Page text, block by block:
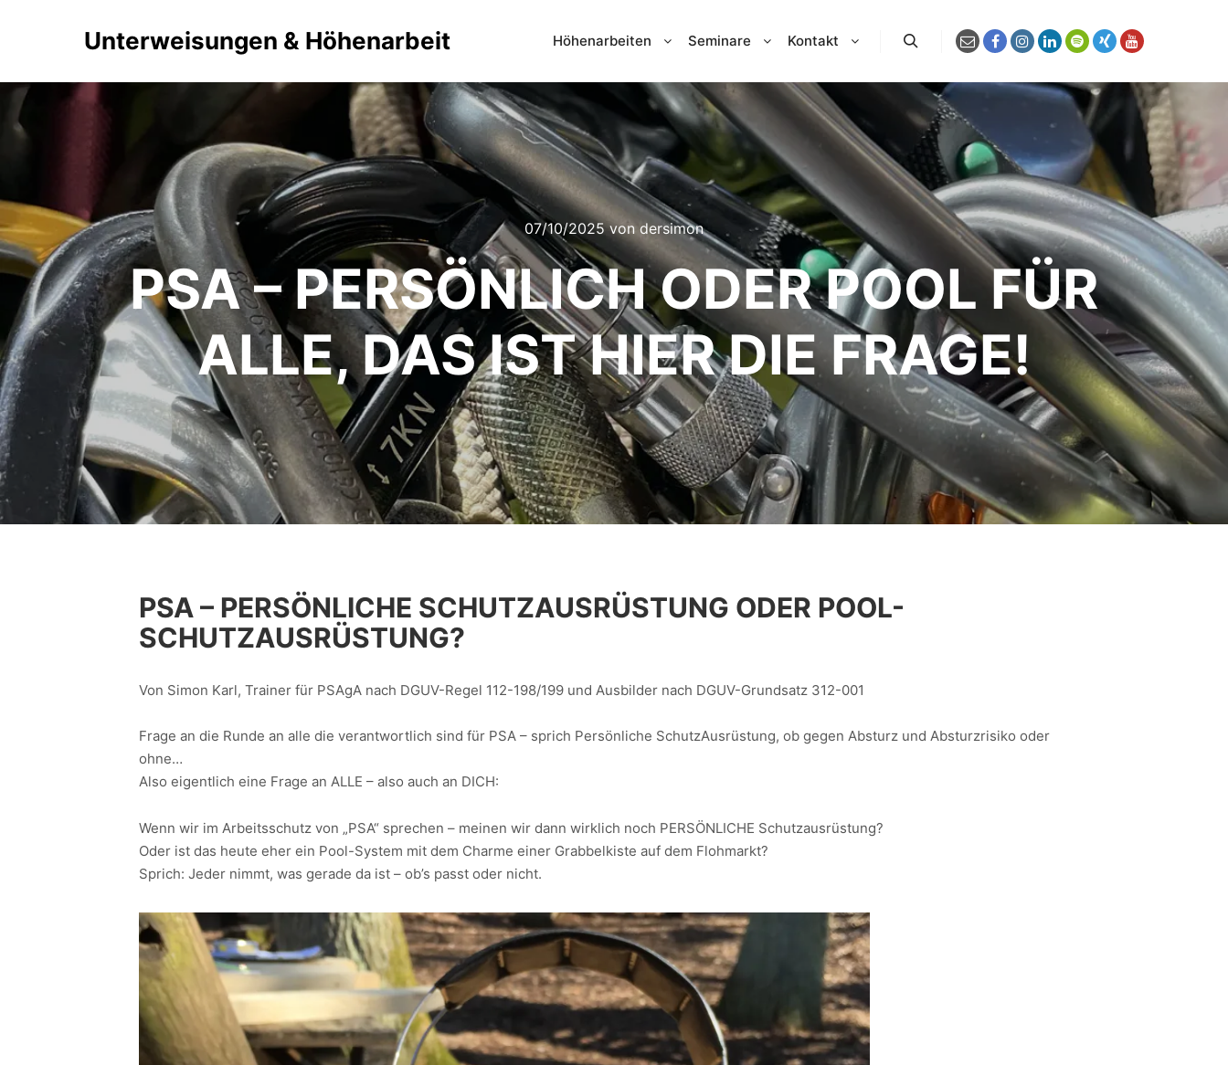
Unterweisungen & Höhenarbeit Höhenarbeiten Seminare Kontakt
07/10/2025von dersimon
PSA – PERSÖNLICH ODER POOL FÜR
ALLE, DAS IST HIER DIE FRAGE!
PSA – PERSÖNLICHE SCHUTZAUSRÜSTUNG ODER POOL-
SCHUTZAUSRÜSTUNG?
Von Simon Karl, Trainer für PSAgA nach DGUV-Regel 112-198/199 und Ausbilder nach DGUV-Grundsatz 312-001
Frage an die Runde an alle die verantwortlich sind für PSA – sprich Persönliche SchutzAusrüstung, ob gegen Absturz und Absturzrisiko oder
ohne…
Also eigentlich eine Frage an ALLE – also auch an DICH:
Wenn wir im Arbeitsschutz von „PSA“ sprechen – meinen wir dann wirklich noch PERSÖNLICHE Schutzausrüstung?
Oder ist das heute eher ein Pool-System mit dem Charme einer Grabbelkiste auf dem Flohmarkt?
Sprich: Jeder nimmt, was gerade da ist – ob’s passt oder nicht.